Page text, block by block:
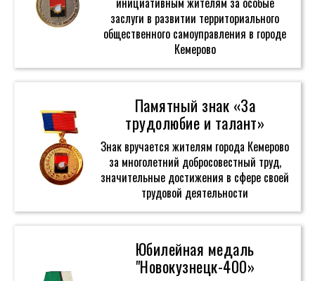
заслуги в развитии территориального
общественного самоуправления в городе
Кемерово
Памятный знак «За
трудолюбие и талант»
Знак вручается жителям города Кемерово
за многолетний добросовестный труд,
значительные достижения в сфере своей
трудовой деятельности
Юбилейная медаль
"Новокузнецк-400»